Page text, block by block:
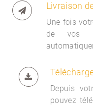
Livraison
Une fois
de vos
Depuis
pouvez